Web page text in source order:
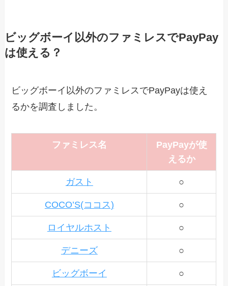
ビッグボーイ以外のファミレスでPayPay
は使える？
ビッグボーイ以外のファミレスでPayPayは使え
るかを調査しました。
ファミレス名
PayPayが使
えるか
ガスト ○
COCO’S(ココス) ○
ロイヤルホスト ○
デニーズ ○
ビッグボーイ ○